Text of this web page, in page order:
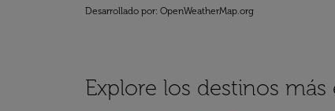
Desarrollado por: OpenWeatherMap.org
Explore los destinos